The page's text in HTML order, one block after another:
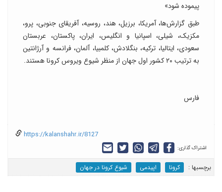
پیموده شود»
طبق گزارش‌ها، آمریکا، برزیل، هند، روسیه، آفریقای جنوبی، پرو،
مکزیک، شیلی، اسپانیا و انگلیس، ایران، پاکستان، عربستان
سعودی، ایتالیا، ترکیه، بنگلادش، کلمبیا، آلمان، فرانسه و آرژانتین
به ترتیب ۲۰ کشور اول جهان از منظر شیوع ویروس کرونا هستند.
فارس
https://kalanshahr.ir/8127
اشتراک گذاری:
برچسب‎ها : کرونا اپیدمی شیوع کرونا در جهان